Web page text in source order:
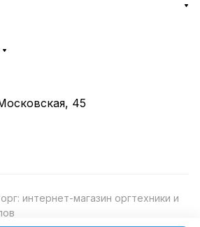
45
интернет-магазин оргтехники и